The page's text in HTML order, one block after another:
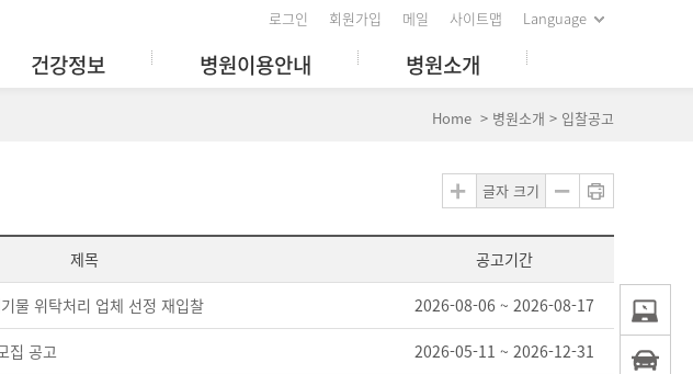
로그인 회원가입 메일 사이트맵 Language
건강정보 병원이용안내 병원소개
글자 크기
Home > 병원소개 > 입찰공고
제목
공고기간
물 위탁처리 업체 선정 재입찰
2026-08-06 ~ 2026-08-17
집 공고
2026-05-11 ~ 2026-12-31